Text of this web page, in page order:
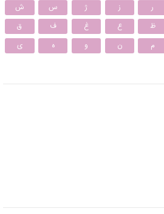
ر ز ژ س
ش
ظ ع غ ف
ق
م ن و ه ی